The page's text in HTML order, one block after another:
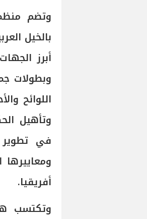
أبرز
وبطولات
اللوائح
وتأهيل
في تطوير
أفريقيا.
وتكتسب